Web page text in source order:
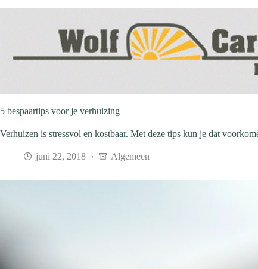
5 bespaartips voor je verhuizing
Verhuizen is stressvol en kostbaar. Met deze tips kun je dat
juni 22, 2018 Algemeen